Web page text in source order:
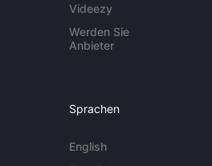
Videezy
Werden Sie
Anbieter
Sprachen
English